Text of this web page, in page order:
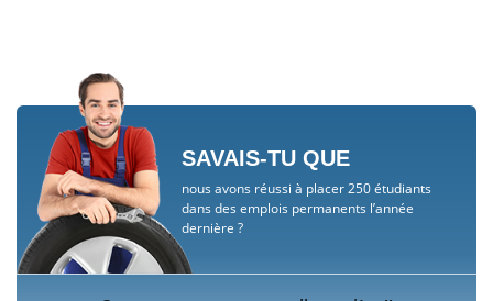
SAVAIS-TU QUE
nous avons réussi à placer 250 étudiants
dans des emplois permanents l’année
dernière ?